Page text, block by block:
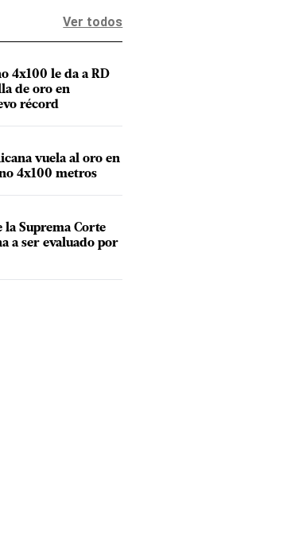
Ver todos
4x100 le da a RD
de oro en
récord
vuela al oro en
4x100 metros
la Suprema Corte
a ser evaluado por